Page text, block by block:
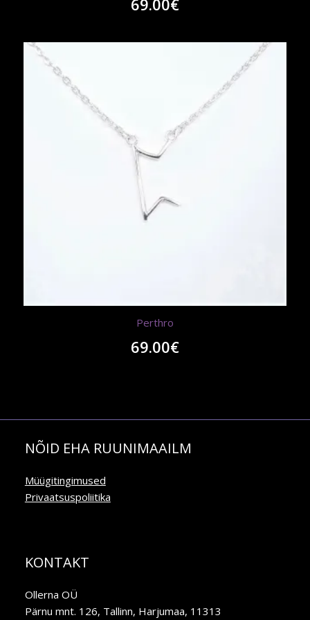
69.00€
Perthro
69.00€
NÕID EHA RUUNIMAAILM
Müügitingimused
Privaatsuspoliitika
KONTAKT
Ollerna OÜ
Pärnu mnt. 126, Tallinn, Harjumaa, 11313